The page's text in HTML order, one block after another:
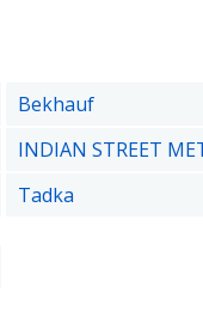
Bekhauf
INDIAN STREET
Tadka